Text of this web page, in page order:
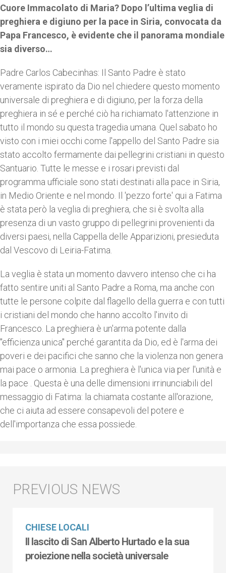
Cuore Immacolato di Maria? Dopo l’ultima veglia di
preghiera e digiuno per la pace in Siria, convocata da
Papa Francesco, è evidente che il panorama mondiale
sia diverso…
Padre Carlos Cabecinhas: Il Santo Padre è stato
veramente ispirato da Dio nel chiedere questo momento
universale di preghiera e di digiuno, per la forza della
preghiera in sé e perché ciò ha richiamato l'attenzione in
tutto il mondo su questa tragedia umana. Quel sabato ho
visto con i miei occhi come l'appello del Santo Padre sia
stato accolto fermamente dai pellegrini cristiani in questo
Santuario. Tutte le messe e i rosari previsti dal
programma ufficiale sono stati destinati alla pace in Siria,
in Medio Oriente e nel mondo. Il 'pezzo forte' qui a Fatima
è stata però la veglia di preghiera, che si è svolta alla
presenza di un vasto gruppo di pellegrini provenienti da
diversi paesi, nella Cappella delle Apparizioni, presieduta
dal Vescovo di Leiria-Fatima.
La veglia è stata un momento davvero intenso che ci ha
fatto sentire uniti al Santo Padre a Roma, ma anche con
tutte le persone colpite dal flagello della guerra e con tutti
i cristiani del mondo che hanno accolto l'invito di
Francesco. La preghiera è un'arma potente dalla
"efficienza unica" perché garantita da Dio, ed è l'arma dei
poveri e dei pacifici che sanno che la violenza non genera
mai pace o armonia. La preghiera è l'unica via per l'unità e
la pace . Questa è una delle dimensioni irrinunciabili del
messaggio di Fatima: la chiamata costante all'orazione,
che ci aiuta ad essere consapevoli del potere e
dell'importanza che essa possiede.
CHIESE LOCALI
Il lascito di San Alberto Hurtado e la sua
proiezione nella società universale